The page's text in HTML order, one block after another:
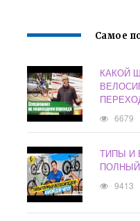
Самое
КАКОЙ
6679
ТИПЫ И
9413